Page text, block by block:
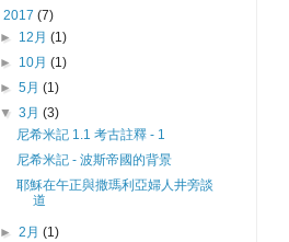
2017 (7)
► 12月(1)
► 10月(1)
►5月(1)
▼3月(3)
尼希米記 1.1 考古註釋 - 1
尼希米記 - 波斯帝國的背景
耶穌在午正與撒瑪利亞婦人井旁談
道
►2月(1)